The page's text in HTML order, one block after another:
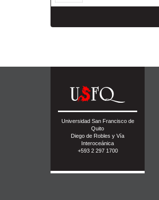
Universidad San Francisco de
Quito
Diego de Robles y Vía
Interoceánica
+593 2 297 1700